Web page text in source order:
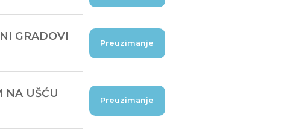
GRADOVI
Preuzimanje
NA UŠĆU
Preuzimanje